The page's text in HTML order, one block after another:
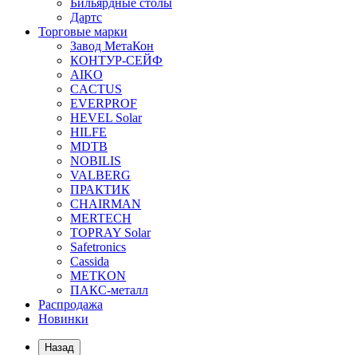
Бильярдные столы
Дартс
Торговые марки
Завод МетаКон
КОНТУР-СЕЙФ
AIKO
CACTUS
EVERPROF
HEVEL Solar
HILFE
MDTB
NOBILIS
VALBERG
ПРАКТИК
CHAIRMAN
MERTECH
TOPRAY Solar
Safetronics
Cassida
METKON
ПАКС-металл
Распродажа
Новинки
Назад